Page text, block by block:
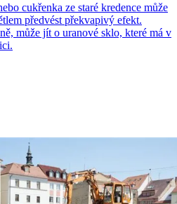
cukřenka ze staré kredence může
předvést překvapivý efekt.
může jít o uranové sklo, které má v